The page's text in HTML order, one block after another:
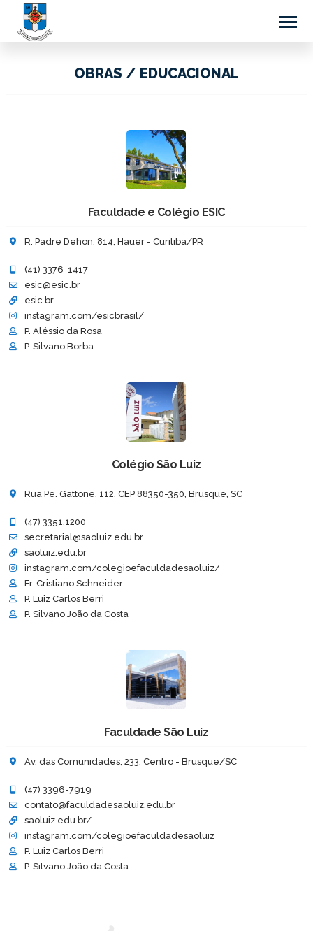
OBRAS / EDUCACIONAL
Faculdade e Colégio ESIC
R. Padre Dehon, 814, Hauer - Curitiba/PR
(41) 3376-1417
esic@esic.br
esic.br
instagram.com/esicbrasil/
P. Aléssio da Rosa
P. Silvano Borba
Colégio São Luiz
Rua Pe. Gattone, 112, CEP 88350-350, Brusque, SC
(47) 3351.1200
secretarial@saoluiz.edu.br
saoluiz.edu.br
instagram.com/colegioefaculdadesaoluiz/
Fr. Cristiano Schneider
P. Luiz Carlos Berri
P. Silvano João da Costa
Faculdade São Luiz
Av. das Comunidades, 233, Centro - Brusque/SC
(47) 3396-7919
contato@faculdadesaoluiz.edu.br
saoluiz.edu.br/
instagram.com/colegioefaculdadesaoluiz
P. Luiz Carlos Berri
P. Silvano João da Costa